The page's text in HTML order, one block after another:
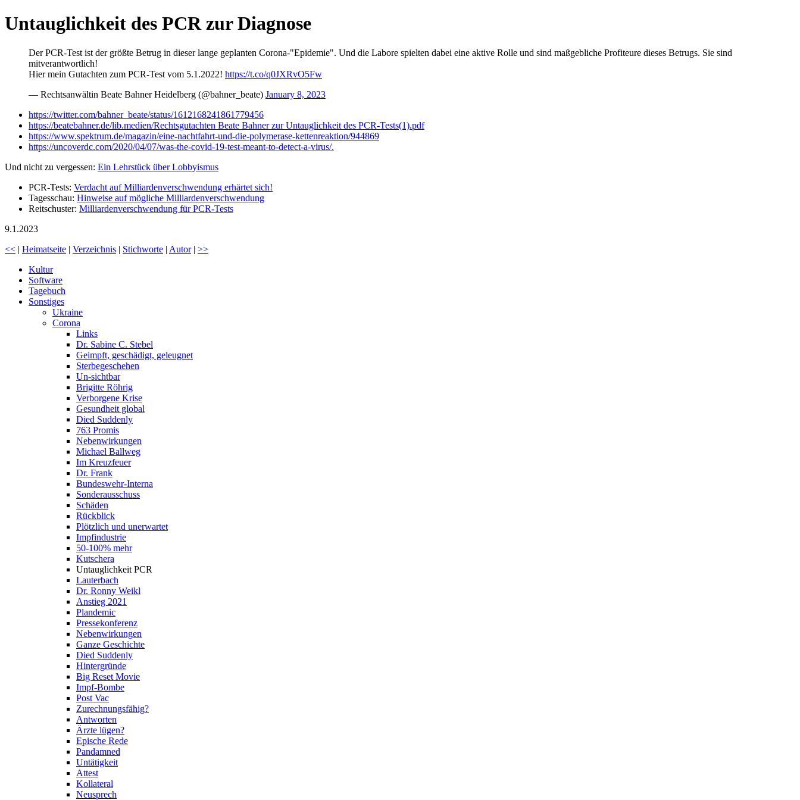
Untauglichkeit des PCR zur Diagnose
Der PCR-Test ist der größte Betrug in dieser lange geplanten Corona-"Epidemie". Und die Labore spielten dabei eine aktive Rolle und sind maßgebliche Profiteure dieses Betrugs. Sie sind
mitverantwortlich!
Hier mein Gutachten zum PCR-Test vom 5.1.2022! https://t.co/q0JXRvO5Fw
— Rechtsanwältin Beate Bahner Heidelberg (@bahner_beate) January 8, 2023
https://twitter.com/bahner_beate/status/1612168241861779456
https://beatebahner.de/lib.medien/Rechtsgutachten Beate Bahner zur Untauglichkeit des PCR-Tests(1).pdf
https://www.spektrum.de/magazin/eine-nachtfahrt-und-die-polymerase-kettenreaktion/944869
https://uncoverdc.com/2020/04/07/was-the-covid-19-test-meant-to-detect-a-virus/.
Und nicht zu vergessen: Ein Lehrstück über Lobbyismus
PCR-Tests: Verdacht auf Milliardenverschwendung erhärtet sich!
Tagesschau: Hinweise auf mögliche Milliardenverschwendung
Reitschuster: Milliardenverschwendung für PCR-Tests
9.1.2023
<< | Heimatseite | Verzeichnis | Stichworte | Autor| >>
Kultur
Software
Tagebuch
Sonstiges
Ukraine
Corona
Links
Dr. Sabine C. Stebel
Geimpft, geschädigt, geleugnet
Sterbegeschehen
Un-sichtbar
Brigitte Röhrig
Verborgene Krise
Gesundheit global
Died Suddenly
763 Promis
Nebenwirkungen
Michael Ballweg
Im Kreuzfeuer
Dr. Frank
Bundeswehr-Interna
Sonderausschuss
Schäden
Rückblick
Plötzlich und unerwartet
Impfindustrie
50-100% mehr
Kutschera
Untauglichkeit PCR
Lauterbach
Dr. Ronny Weikl
Anstieg 2021
Plandemic
Pressekonferenz
Nebenwirkungen
Ganze Geschichte
Died Suddenly
Hintergründe
Big Reset Movie
Impf-Bombe
Post Vac
Zurechnungsfähig?
Antworten
Ärzte lügen?
Epische Rede
Pandamned
Untätigkeit
Attest
Kollateral
Neusprech